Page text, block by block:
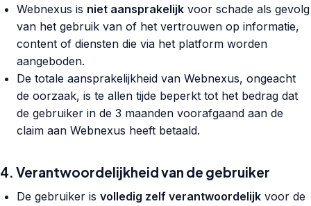
Webnexus is niet aansprakelijk voor schade als gevolg
van het gebruik van of het vertrouwen op informatie,
content of diensten die via het platform worden
aangeboden.
De totale aansprakelijkheid van Webnexus, ongeacht
de oorzaak, is te allen tijde beperkt tot het bedrag dat
de gebruiker in de 3 maanden voorafgaand aan de
claim aan Webnexus heeft betaald.
4. Verantwoordelijkheid van de gebruiker
De gebruiker is volledig zelf verantwoordelijk voor de